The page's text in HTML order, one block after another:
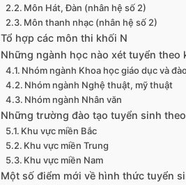
Môn Hát, Đàn (nhân hệ số 2)
Môn thanh nhạc (nhân hệ số 2)
Tổ hợp các môn thi khối N
Những ngành học nào xét tuyển theo
Nhóm ngành Khoa học giáo dục và
Nhóm ngành Nghệ thuật, mỹ thuật
Nhóm ngành Nhân văn
Những trường đào tạo tuyển sinh
Khu vực miền Bắc
Khu vực miền Trung
Khu vực miền Nam
Một số điểm mới về hình thức tuyển